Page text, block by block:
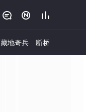
  
藏地奇兵 断桥